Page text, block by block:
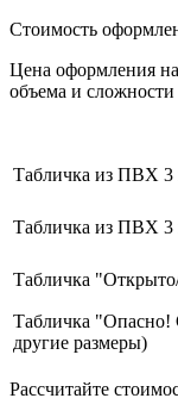
Стоимость
Цена оформления
объема и сложности
Табличка из ПВХ 3
Табличка из ПВХ 3
Табличка
Табличка "Опасно!
другие размеры)
Рассчитайте